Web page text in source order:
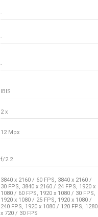
-
-
-
IBIS
2 x
12 Mpx
f/2.2
3840 x 2160 / 60 FPS, 3840 x 2160 /
30 FPS, 3840 x 2160 / 24 FPS, 1920 x
1080 / 60 FPS, 1920 x 1080 / 30 FPS,
1920 x 1080 / 25 FPS, 1920 x 1080 /
240 FPS, 1920 x 1080 / 120 FPS, 1280
x 720 / 30 FPS